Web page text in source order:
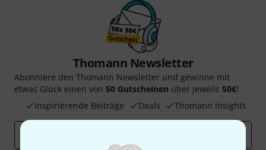
Thomann Newsletter
Abonniere den Thomann Newsletter und gewinne mit
etwas Glück einen von 50 Gutscheinen über jeweils 50€!
Inspirierende Beiträge
Deals Thomann Insights